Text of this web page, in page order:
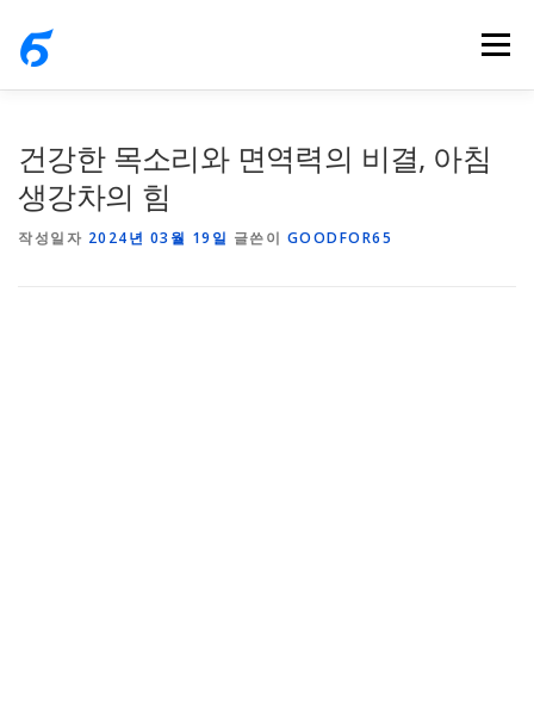
메뉴
건강한 목소리와 면역력의 비결, 아침
생강차의 힘
작성일자 2024년 03월 19일 글쓴이 GOODFOR65